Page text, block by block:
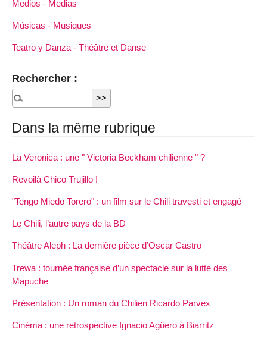
Medios - Medias
Músicas - Musiques
Teatro y Danza - Théâtre et Danse
Rechercher :
Dans la même rubrique
La Veronica : une " Victoria Beckham chilienne " ?
Revoilà Chico Trujillo !
"Tengo Miedo Torero" : un film sur le Chili travesti et engagé
Le Chili, l’autre pays de la BD
Théâtre Aleph : La dernière pièce d’Oscar Castro
Trewa : tournée française d’un spectacle sur la lutte des
Mapuche
Présentation : Un roman du Chilien Ricardo Parvex
Cinéma : une retrospective Ignacio Agüero à Biarritz